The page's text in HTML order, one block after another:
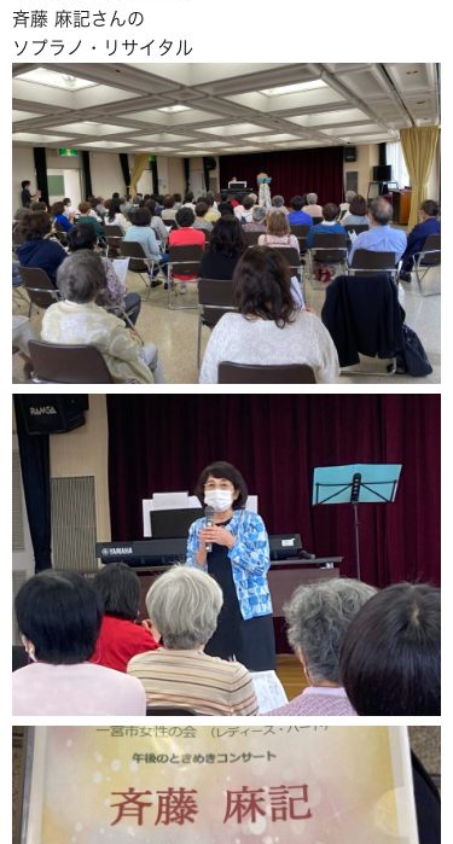
斉藤 麻記さんの
ソプラノ・リサイタル